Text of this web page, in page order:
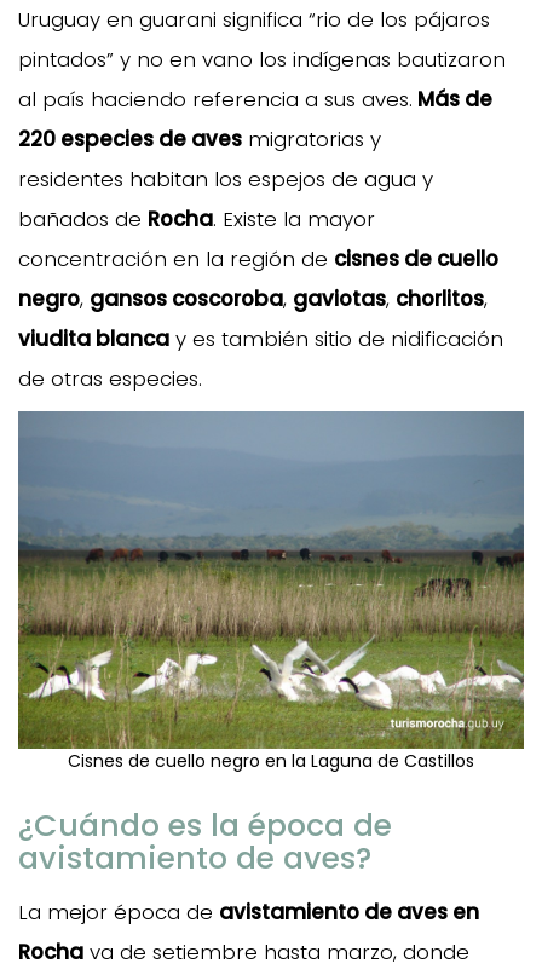
Uruguay en guarani significa “rio de los pájaros
pintados” y no en vano los indígenas bautizaron
al país haciendo referencia a sus aves. Más de
220 especies de aves migratorias y
residentes habitan los espejos de agua y
bañados de Rocha. Existe la mayor
concentración en la región de cisnes de cuello
negro, gansos coscoroba, gaviotas, chorlitos,
viudita blanca y es también sitio de nidificación
de otras especies.
Cisnes de cuello negro en la Laguna de Castillos
¿Cuándo es la época de
avistamiento de aves?
La mejor época de avistamiento de aves en
Rocha va de setiembre hasta marzo, donde